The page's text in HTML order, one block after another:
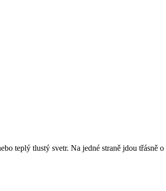
teplý tlustý svetr. Na jedné straně jdou